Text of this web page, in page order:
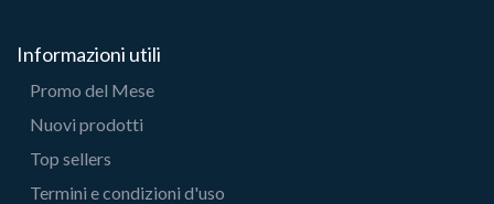
Informazioni utili
Promo del Mese
Nuovi prodotti
Top sellers
Termini e condizioni d'uso